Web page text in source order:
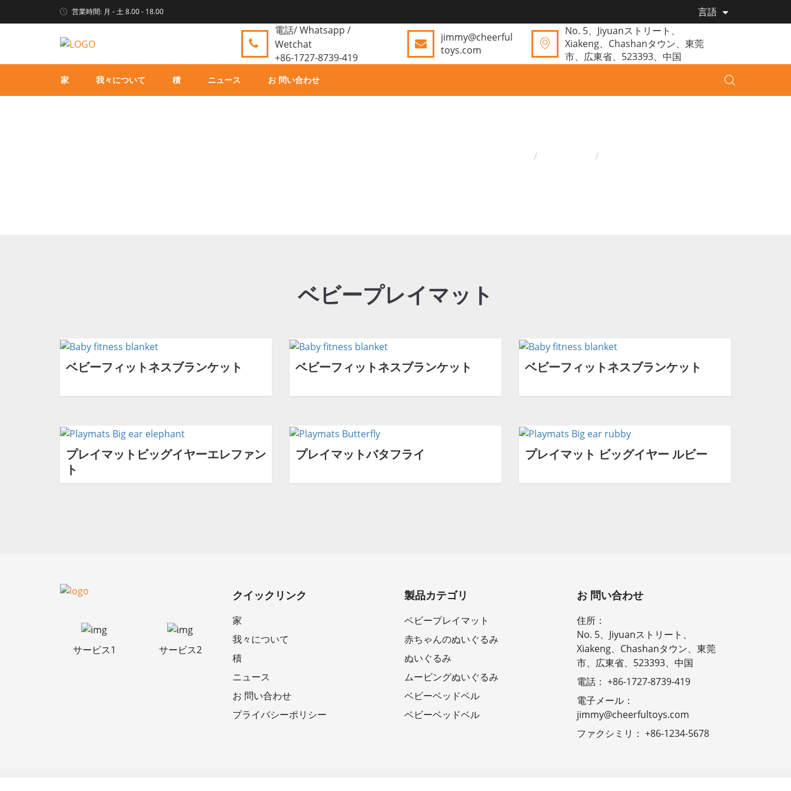
営業時間: 月 - 土 8.00 - 18.00
言語
電話/ Whatsapp /
Wetchat
+86-1727-8739-419
jimmy@cheerful
toys.com
No. 5、Jiyuanストリート、
Xiakeng、Chashanタウン、東莞
市、広東省、523393、中国
家 我々について 積 ニュース お 問い合わせ
ベビープレイマット
ベビーフィットネスブランケット ベビーフィットネスブランケット ベビーフィットネスブランケット
プレイマットビッグイヤーエレファン
ト
プレイマットバタフライ プレイマット ビッグイヤー ルビー
サービス1 サービス2
クイックリンク
家
我々について
積
ニュース
お 問い合わせ
プライバシーポリシー
製品カテゴリ
ベビープレイマット
赤ちゃんのぬいぐるみ
ぬいぐるみ
ムービングぬいぐるみ
ベビーベッドベル
ベビーベッドベル
お 問い合わせ
住所：
No. 5、Jiyuanストリート、
Xiakeng、Chashanタウン、東莞
市、広東省、523393、中国
電話： +86-1727-8739-419
電子メール：
jimmy@cheerfultoys.com
ファクシミリ： +86-1234-5678